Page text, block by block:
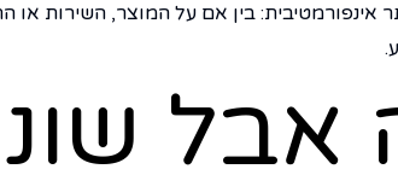
אינפורמטיבית: בין אם על המוצר, השירות
אבל